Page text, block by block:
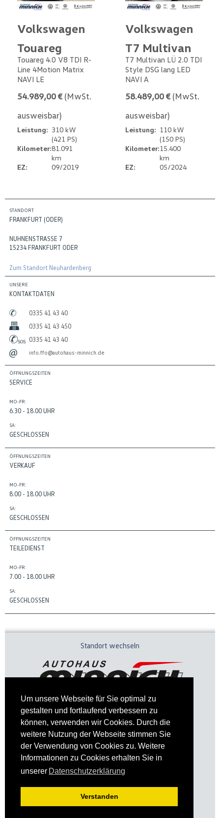
Um unsere Webseite für Sie optimal zu
gestalten und fortlaufend verbessern zu
können, verwenden wir Cookies. Durch die
weitere Nutzung der Webseite stimmen Sie
der Verwendung von Cookies zu. Weitere
Informationen zu Cookies erhalten Sie in
unserer Datenschutzerklärung
Verstanden
Volkswagen
Touareg
Touareg 4.0 V8 TDI R-
Line 4Motion Matrix
NAVI LE
54.989,00 € (MwSt.
ausweisbar)
Leistung: 310 kW
(421 PS)
Kilometer:81.091
km
EZ:
09/2019
Volkswagen
T7 Multivan
T7 Multivan LÜ 2.0 TDI
Style DSG lang LED
NAVI A
58.489,00 € (MwSt.
ausweisbar)
Leistung: 110 kW
(150 PS)
Kilometer:15.400
km
EZ:
05/2024
STANDORT
FRANKFURT (ODER)
NUHNENSTRASSE 7
15234 FRANKFURT ODER
Zum Standort Neuhardenberg
UNSERE
KONTAKTDATEN
0335 41 43 40
0335 41 43 450
0335 41 43 40
info.ffo@autohaus-minnich.de
ÖFFNUNGSZEITEN
SERVICE
MO-FR:
6.30 - 18.00 UHR
SA:
GESCHLOSSEN
ÖFFNUNGSZEITEN
VERKAUF
MO-FR:
8.00 - 18.00 UHR
SA:
GESCHLOSSEN
ÖFFNUNGSZEITEN
TEILEDIENST
MO-FR:
7.00 - 18.00 UHR
SA:
GESCHLOSSEN
Standort wechseln
Impressum Datenschutz